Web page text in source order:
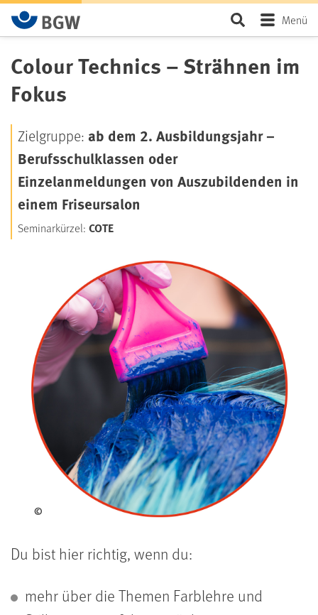
Zum Hauptinhalt springen SeiteMenü
Colour Technics – Strähnen im
Fokus
Zielgruppe: ab dem 2. Ausbildungsjahr –
Berufsschulklassen oder
Einzelanmeldungen von Auszubildenden in
einem Friseursalon
Seminarkürzel: COTE
©
Du bist hier richtig, wenn du:
mehr über die Themen Farblehre und